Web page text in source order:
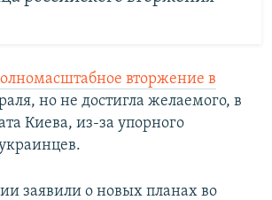
вторжение в
но не достигла желаемого, в
Киева, из-за упорного
заявили о новых планах во